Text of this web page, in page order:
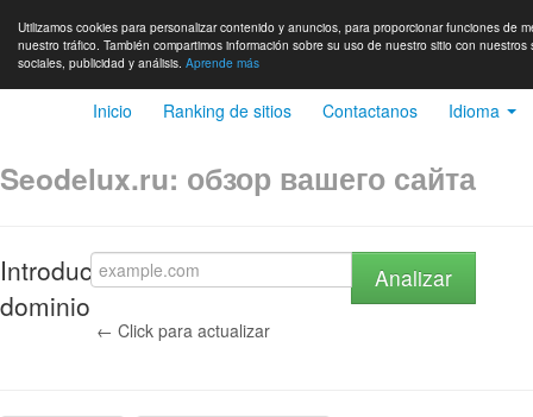
Utilizamos cookies para personalizar contenido y anuncios, para proporcionar funciones de
nuestro tráfico. También compartimos información sobre su uso de nuestro sitio con nuestros
sociales, publicidad y análisis. Aprende más
Inicio Ranking de sitios Contactanos Idioma
Seodelux.ru: обзор вашего сайта
Introduce
dominio
Analizar
← Click para actualizar